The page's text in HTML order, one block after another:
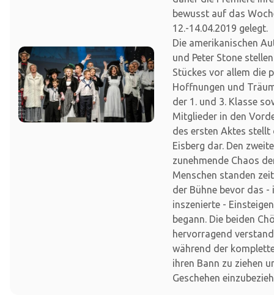
bewusst auf das
12.-14.04.2019 gelegt.
Die amerikanischen
und Peter Stone
Stückes vor allem die
Hoffnungen und
der 1. und 3. Klasse
Mitglieder in den
des ersten Aktes
Eisberg dar. Den
zunehmende Chaos
Menschen standen
der Bühne bevor das
inszenierte -
begann. Die beiden
hervorragend
während der
ihren Bann zu ziehen
Geschehen